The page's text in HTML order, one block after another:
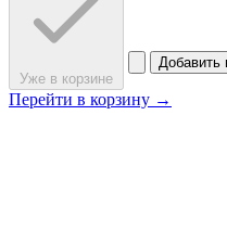
Уже в корзине
Добавить
Перейти в корзину →